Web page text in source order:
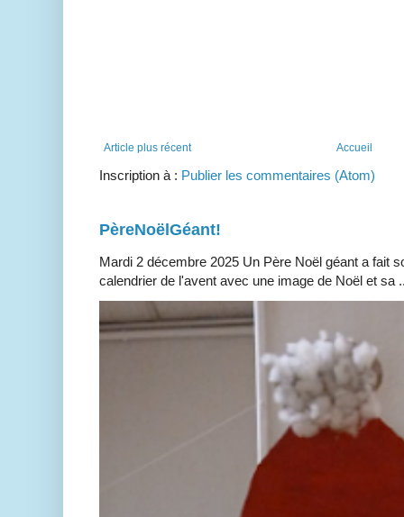
Article plus récent Accueil
Inscription à : Publier les commentaires (Atom)
PèreNoëlGéant!
Mardi 2 décembre 2025 Un Père Noël géant a fait
calendrier de l'avent avec une image de Noël et sa